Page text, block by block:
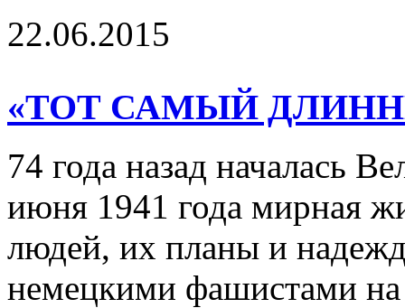
22.06.2015
«ТОТ САМЫЙ
74 года назад началась
июня 1941 года мирная
людей, их планы и
немецкими фашистами